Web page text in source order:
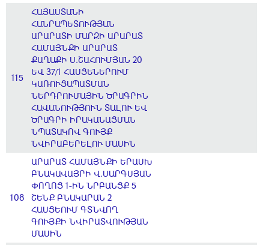
115
ՀԱՅԱՍՏԱՆԻ
ՀԱՆՐԱՊԵՏՈՒԹՅԱՆ
ԱՐԱՐԱՏԻ ՄԱՐԶԻ ԱՐԱՐԱՏ
ՀԱՄԱՅՆՔԻ ԱՐԱՐԱՏ
ՔԱՂԱՔԻ Ս.ՇԱՀՈՒՄՅԱՆ 20
ԵՎ 37/1 ՀԱՍՑԵՆԵՐՈՒՄ
ԿԱՌՈՒՑԱՊԱՏՄԱՆ
ՆԵՐԴՐՈՒՄԱՅԻՆ ԾՐԱԳՐԻՆ
ՀԱՎԱՆՈՒԹՅՈՒՆ ՏԱԼՈՒ ԵՎ
ԾՐԱԳՐԻ ԻՐԱԿԱՆԱՑՄԱՆ
ՆՊԱՏԱԿՈՎ ԳՈՒՅՔ
ՆՎԻՐԱԲԵՐԵԼՈՒ ՄԱՍԻՆ
108
ԱՐԱՐԱՏ ՀԱՄԱՅՆՔԻ ԵՐԱՍԽ
ԲՆԱԿԱՎԱՅՐԻ Վ.ՍԱՐԳՍՅԱՆ
ՓՈՂՈՑ 1-ԻՆ ՆՐԲԱՆՑՔ 5
ՇԵՆՔ ԲՆԱԿԱՐԱՆ 2
ՀԱՍՑԵՈՒՄ ԳՏՆՎՈՂ
ԳՈՒՅՔԻ ՆՎԻՐԱՏՎՈՒԹՅԱՆ
ՄԱՍԻՆ